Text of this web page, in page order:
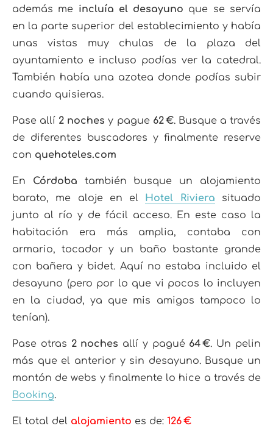
además me incluía el desayuno que se servía
en la parte superior del establecimiento y había
unas vistas muy chulas de la plaza del
ayuntamiento e incluso podías ver la catedral.
También había una azotea donde podías subir
cuando quisieras.
Pase allí 2 noches y pague 62 €. Busque a través
de diferentes buscadores y finalmente reserve
con quehoteles.com
En Córdoba también busque un alojamiento
barato, me aloje en el Hotel Riviera situado
junto al río y de fácil acceso. En este caso la
habitación era más amplia, contaba con
armario, tocador y un baño bastante grande
con bañera y bidet. Aquí no estaba incluido el
desayuno (pero por lo que vi pocos lo incluyen
en la ciudad, ya que mis amigos tampoco lo
tenían).
Pase otras 2 noches allí y pagué 64 €. Un pelin
más que el anterior y sin desayuno. Busque un
montón de webs y finalmente lo hice a través de
Booking.
El total del alojamiento es de: 126 €